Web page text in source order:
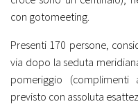
con gotomeeting.
Presenti 170 persone,
via dopo la seduta
pomeriggio (complimenti
previsto con assoluta